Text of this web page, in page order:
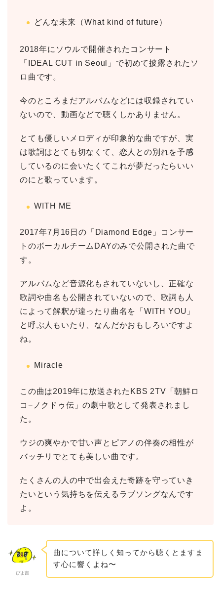
どんな未来（What kind of future）
2018年にソウルで開催されたコンサート
「IDEAL CUT in Seoul」で初めて披露されたソ
ロ曲です。
今のところまだアルバムなどには収録されてい
ないので、動画などで聴くしかありません。
とても優しいメロディが印象的な曲ですが、実
は歌詞はとても切なくて、恋人との別れを予感
しているのに会いたくてこれが夢だったらいい
のにと歌っています。
WITH ME
2017年7月16日の「Diamond Edge」コンサー
トのボーカルチームDAYのみで公開された曲で
す。
アルバムなど音源化もされていないし、正確な
歌詞や曲名も公開されていないので、歌詞も人
によって解釈が違ったり曲名を「WITH YOU」
と呼ぶ人もいたり、なんだかおもしろいですよ
ね。
Miracle
この曲は2019年に放送されたKBS 2TV「朝鮮ロ
コ−ノクドゥ伝」の劇中歌として発表されまし
た。
ウジの爽やかで甘い声とピアノの伴奏の相性が
バッチリでとても美しい曲です。
たくさんの人の中で出会えた奇跡を守っていき
たいという気持ちを伝えるラブソングなんです
よ。
ぴよ吉
曲について詳しく知ってから聴くとますま
す心に響くよね〜